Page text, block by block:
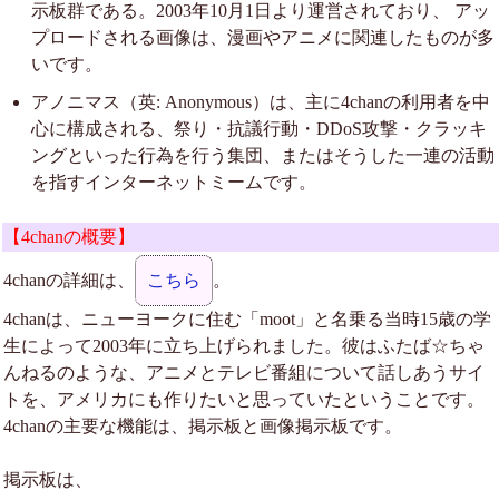
示板群である。2003年10月1日より運営されており、 アッ
プロードされる画像は、漫画やアニメに関連したものが多
いです。
アノニマス（英: Anonymous）は、主に4chanの利用者を中
心に構成される、祭り・抗議行動・DDoS攻撃・クラッキ
ングといった行為を行う集団、またはそうした一連の活動
を指すインターネットミームです。
【4chanの概要】
4chanの詳細は、 こちら 。
4chanは、ニューヨークに住む「moot」と名乗る当時15歳の学
生によって2003年に立ち上げられました。彼はふたば☆ちゃ
んねるのような、アニメとテレビ番組について話しあうサイ
トを、アメリカにも作りたいと思っていたということです。
4chanの主要な機能は、掲示板と画像掲示板です。
掲示板は、